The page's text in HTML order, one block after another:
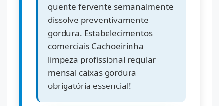
quente fervente semanalmente
dissolve preventivamente
gordura. Estabelecimentos
comerciais Cachoeirinha
limpeza profissional regular
mensal caixas gordura
obrigatória essencial!